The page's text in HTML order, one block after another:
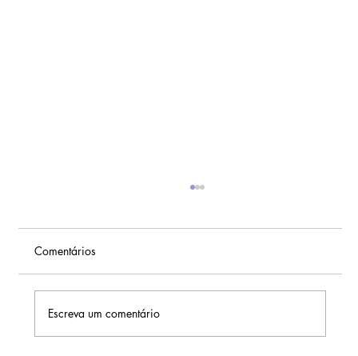
Comentários
Escreva um comentário